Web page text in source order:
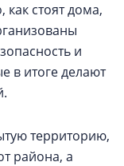
стоят дома,
и
в итоге делают
территорию,
района, а